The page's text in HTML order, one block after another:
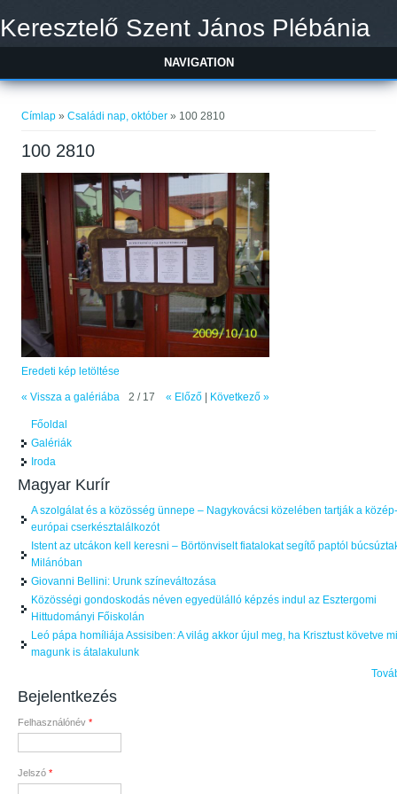
Keresztelő Szent János Plébánia
NAVIGATION
Címlap »Családi nap, október » 100 2810
100 2810
Eredeti kép letöltése
« Vissza a galériába 2 / 17 « Előző| Következő »
Főoldal
Galériák
Iroda
Magyar Kurír
A szolgálat és a közösség ünnepe – Nagykovácsi közelében tartják a közép-
európai cserkésztalálkozót
Istent az utcákon kell keresni – Börtönviselt fiatalokat segítő paptól
Milánóban
Giovanni Bellini: Urunk színeváltozása
Közösségi gondoskodás néven egyedülálló képzés indul az Esztergomi
Hittudományi Főiskolán
Leó pápa homíliája Assisiben: A világ akkor újul meg, ha Krisztust követve mi
magunk is átalakulunk
Bejelentkezés
Felhasználónév *
Jelszó *